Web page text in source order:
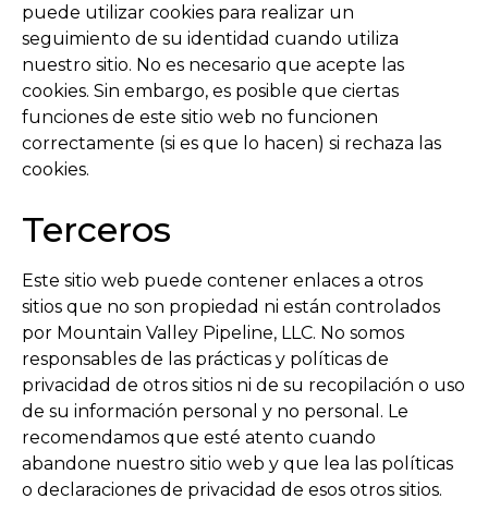
puede utilizar cookies para realizar un
seguimiento de su identidad cuando utiliza
nuestro sitio. No es necesario que acepte las
cookies. Sin embargo, es posible que ciertas
funciones de este sitio web no funcionen
correctamente (si es que lo hacen) si rechaza las
cookies.
Terceros
Este sitio web puede contener enlaces a otros
sitios que no son propiedad ni están controlados
por Mountain Valley Pipeline, LLC. No somos
responsables de las prácticas y políticas de
privacidad de otros sitios ni de su recopilación o uso
de su información personal y no personal. Le
recomendamos que esté atento cuando
abandone nuestro sitio web y que lea las políticas
o declaraciones de privacidad de esos otros sitios.